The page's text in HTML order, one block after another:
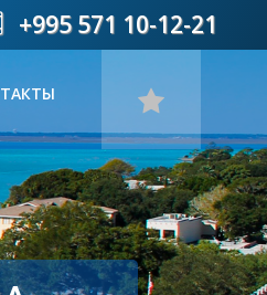
+995 571 10-12-21